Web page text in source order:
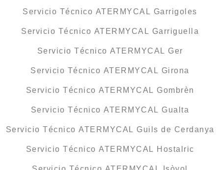
Servicio Técnico ATERMYCAL Garrigoles
Servicio Técnico ATERMYCAL Garriguella
Servicio Técnico ATERMYCAL Ger
Servicio Técnico ATERMYCAL Girona
Servicio Técnico ATERMYCAL Gombrèn
Servicio Técnico ATERMYCAL Gualta
Servicio Técnico ATERMYCAL Guils de Cerdanya
Servicio Técnico ATERMYCAL Hostalric